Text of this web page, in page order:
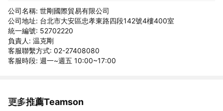
公司名稱: 世剛國際貿易有限公司
公司地址: 台北市大安區忠孝東路四段142號4樓400室
統一編號: 52702220
負責人: 温克剛
客服聯繫方式: 02-27408080
客服時段: 週一~週五 10:00~17:00
更多推薦Teamson
看更多